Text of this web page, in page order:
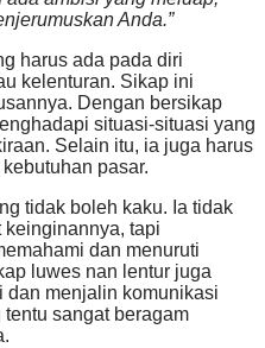
Anda.”
harus ada pada diri
kelenturan. Sikap ini
Dengan bersikap
situasi-situasi yang
Selain itu, ia juga harus
pasar.
tidak boleh kaku. Ia tidak
keinginannya, tapi
dan menuruti
luwes nan lentur juga
dan menjalin komunikasi
sangat beragam